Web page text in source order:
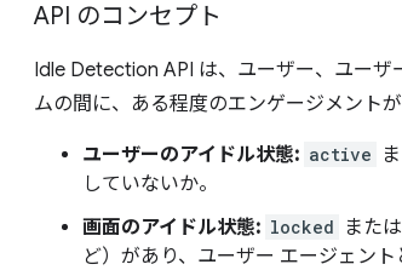
API のコンセプト
Idle Detection API は、ユーザー、ユーザ
ムの間に、ある程度のエンゲージメント
ユーザーのアイドル状態: active
していないか。
画面のアイドル状態: locked または
ど）があり、ユーザー エージェン